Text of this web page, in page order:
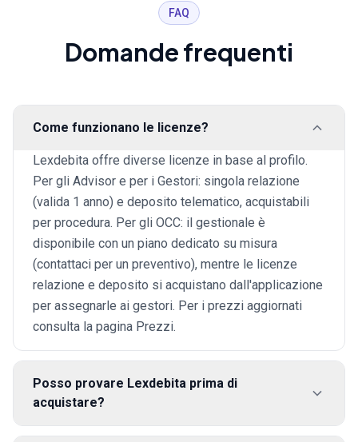
FAQ
Domande frequenti
Come funzionano le licenze?
Lexdebita offre diverse licenze in base al profilo.
Per gli Advisor e per i Gestori: singola relazione
(valida 1 anno) e deposito telematico, acquistabili
per procedura. Per gli OCC: il gestionale è
disponibile con un piano dedicato su misura
(contattaci per un preventivo), mentre le licenze
relazione e deposito si acquistano dall'applicazione
per assegnarle ai gestori. Per i prezzi aggiornati
consulta la pagina Prezzi.
Posso provare Lexdebita prima di
acquistare?